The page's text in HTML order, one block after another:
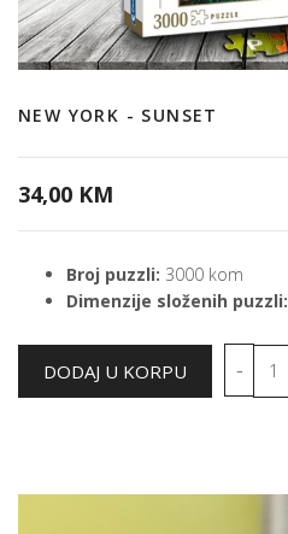
NEW YORK - SUNSET
34,00 KM
Broj puzzli: 3000 kom
Dimenzije složenih puzzli: